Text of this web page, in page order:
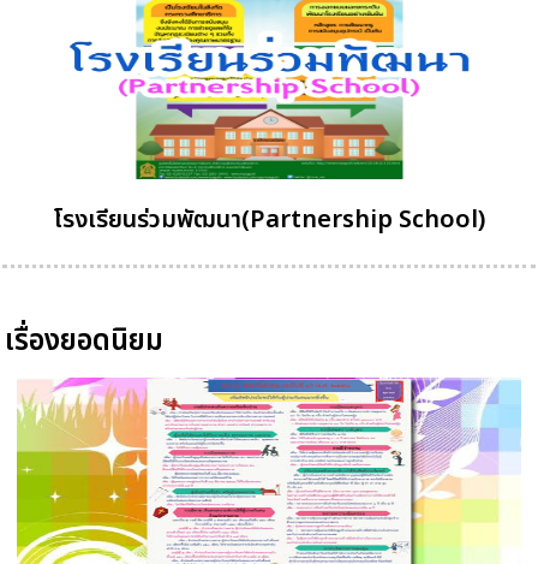
โรงเรียนร่วมพัฒนา(Partnership School)
เรื่องยอดนิยม